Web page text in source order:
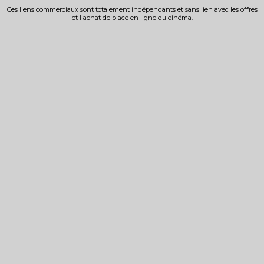
Ces liens commerciaux sont totalement indépendants et sans lien avec les offres
et l'achat de place en ligne du cinéma.